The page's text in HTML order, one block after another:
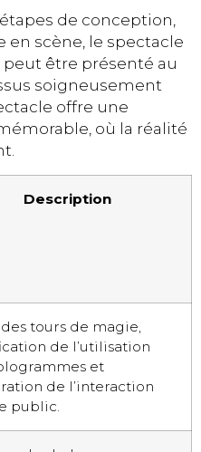
de conception,
scène, le spectacle
être présenté au
soigneusement
offre une
où la réalité
Description
tours de magie,
de l’utilisation
et
de l’interaction
public.